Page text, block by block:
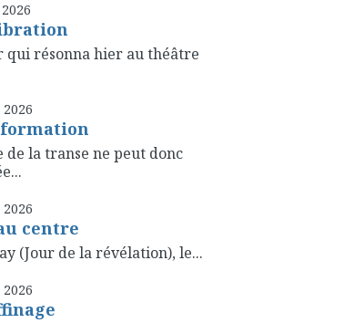
qui résonna hier au théâtre
de la transe ne peut donc
centre
(Jour de la révélation), le...